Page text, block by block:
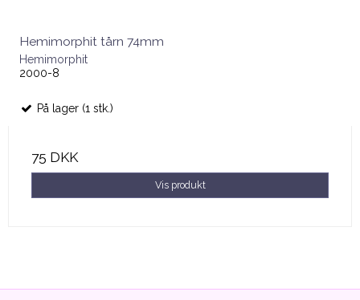
Hemimorphit tårn 74mm
Hemimorphit
2000-8
På lager (1 stk.)
75 DKK
Vis produkt